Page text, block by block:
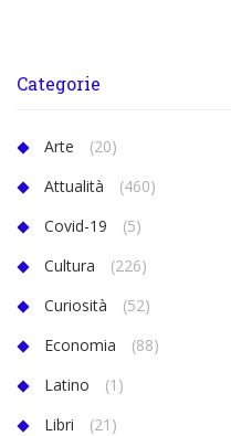
Categorie
Arte
(20)
Attualità
(460)
Covid-19
(5)
Cultura
(226)
Curiosità
(52)
Economia
(88)
Latino
(1)
Libri
(21)